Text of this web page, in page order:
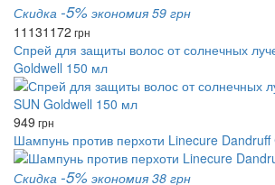
Скидка -5% экономия 59 грн
11131172 грн
Спрей для защиты волос от солнечных
Goldwell 150 мл
949 грн
Шампунь против перхоти Linecure
Скидка -5% экономия 38 грн